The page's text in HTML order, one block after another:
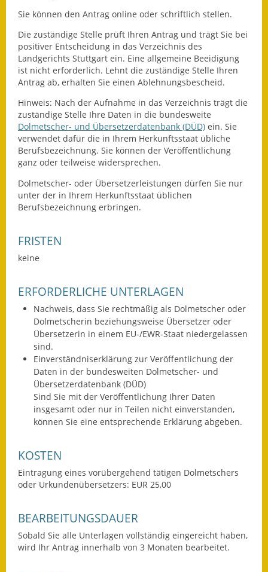
Sitzungsberichte 2015
Sitzungsberichte 2016
Sitzungsberichte 2017
Sitzungsberichte 2018
Sitzungsberichte 2019
Sitzungsberichte 2020
Haushalt & Finanzen
Grundsteuerreform
Haushaltspläne
Wasserversorgung
Heiraten in Notzingen
Mitarbeiter
Ortsrecht
Sie können den Antrag online oder schriftlich stellen.
Die zuständige Stelle prüft Ihren Antrag und trägt Sie bei
positiver Entscheidung in das Verzeichnis des
Landgerichts Stuttgart ein. Eine allgemeine Beeidigung
ist nicht erforderlich. Lehnt die zuständige Stelle Ihren
Antrag ab, erhalten Sie einen Ablehnungsbescheid.
Hinweis: Nach der Aufnahme in das Verzeichnis trägt die
zuständige Stelle Ihre Daten in die bundesweite
Dolmetscher- und Übersetzerdatenbank (DÜD) ein. Sie
verwendet dafür die in Ihrem Herkunftsstaat übliche
Berufsbezeichnung. Sie können der Veröffentlichung
ganz oder teilweise widersprechen.
Dolmetscher- oder Übersetzerleistungen dürfen Sie nur
unter der in Ihrem Herkunftsstaat üblichen
Berufsbezeichnung erbringen.
FRISTEN
keine
ERFORDERLICHE UNTERLAGEN
Nachweis, dass Sie rechtmäßig als Dolmetscher oder
Dolmetscherin beziehungsweise Übersetzer oder
Übersetzerin in einem EU-/EWR-Staat niedergelassen
sind.
Einverständniserklärung zur Veröffentlichung der
Daten in der bundesweiten Dolmetscher- und
Übersetzerdatenbank (DÜD)
Sind Sie mit der Veröffentlichung Ihrer Daten
insgesamt oder nur in Teilen nicht einverstanden,
können Sie eine entsprechende Erklärung abgeben.
KOSTEN
Eintragung eines vorübergehend tätigen Dolmetschers
oder Urkundenübersetzers: EUR 25,00
BEARBEITUNGSDAUER
Sobald Sie alle Unterlagen vollständig eingereicht haben,
wird Ihr Antrag innerhalb von 3 Monaten bearbeitet.